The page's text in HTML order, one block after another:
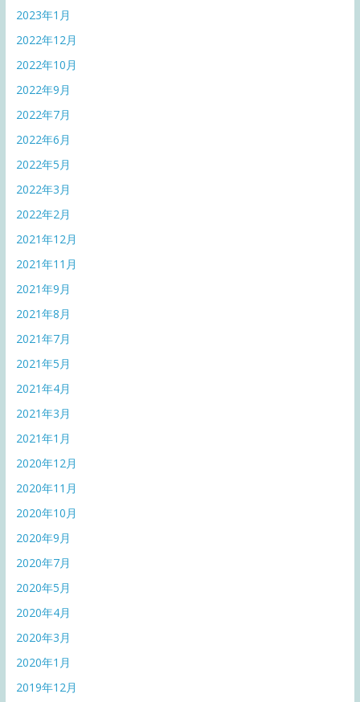
2023年1月
2022年12月
2022年10月
2022年9月
2022年7月
2022年6月
2022年5月
2022年3月
2022年2月
2021年12月
2021年11月
2021年9月
2021年8月
2021年7月
2021年5月
2021年4月
2021年3月
2021年1月
2020年12月
2020年11月
2020年10月
2020年9月
2020年7月
2020年5月
2020年4月
2020年3月
2020年1月
2019年12月